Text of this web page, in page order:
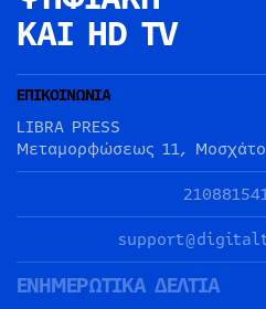
ΚΑΙ HD TV
ΕΠΙΚΟΙΝΩΝΙΑ
LIBRA PRESS
Μεταμορφώσεως 11,
ΕΝΗΜΕΡΩΤΙΚΑ ΔΕΛΤΙΑ